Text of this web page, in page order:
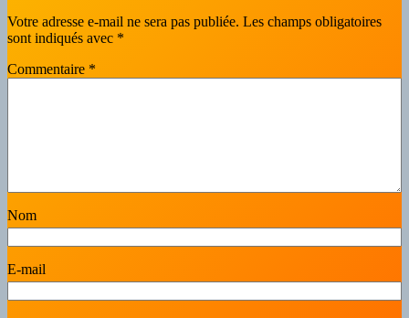
Votre adresse e-mail ne sera pas publiée. Les champs obligatoires
sont indiqués avec *
Commentaire *
Nom
E-mail